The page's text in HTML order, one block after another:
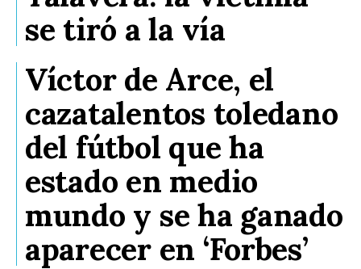
se tiró a la vía
Víctor de Arce, el
cazatalentos toledano
del fútbol que ha
estado en medio
mundo y se ha ganado
aparecer en ‘Forbes’